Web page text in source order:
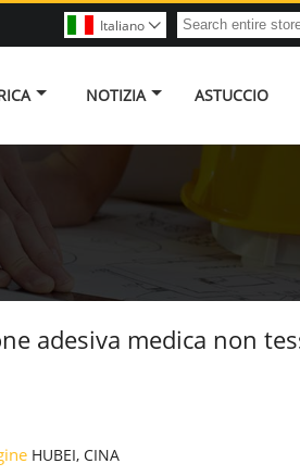
Italiano 
NOTIZIA ASTUCCIO
adesiva medica non
HUBEI, CINA